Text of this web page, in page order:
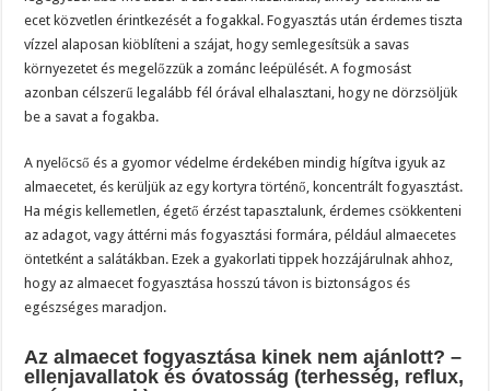
ecet közvetlen érintkezését a fogakkal. Fogyasztás után érdemes tiszta
vízzel alaposan kiöblíteni a szájat, hogy semlegesítsük a savas
környezetet és megelőzzük a zománc leépülését. A fogmosást
azonban célszerű legalább fél órával elhalasztani, hogy ne dörzsöljük
be a savat a fogakba.
A nyelőcső és a gyomor védelme érdekében mindig hígítva igyuk az
almaecetet, és kerüljük az egy kortyra történő, koncentrált fogyasztást.
Ha mégis kellemetlen, égető érzést tapasztalunk, érdemes csökkenteni
az adagot, vagy áttérni más fogyasztási formára, például almaecetes
öntetként a salátákban. Ezek a gyakorlati tippek hozzájárulnak ahhoz,
hogy az almaecet fogyasztása hosszú távon is biztonságos és
egészséges maradjon.
Az almaecet fogyasztása kinek nem ajánlott? –
ellenjavallatok és óvatosság (terhesség, reflux,